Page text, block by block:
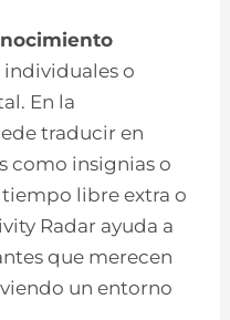
individuales o
En la
traducir en
como insignias o
libre extra o
Radar ayuda a
que merecen
un entorno